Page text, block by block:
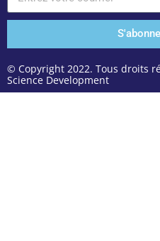
© Copyright 2022. Tous droits
Science Development